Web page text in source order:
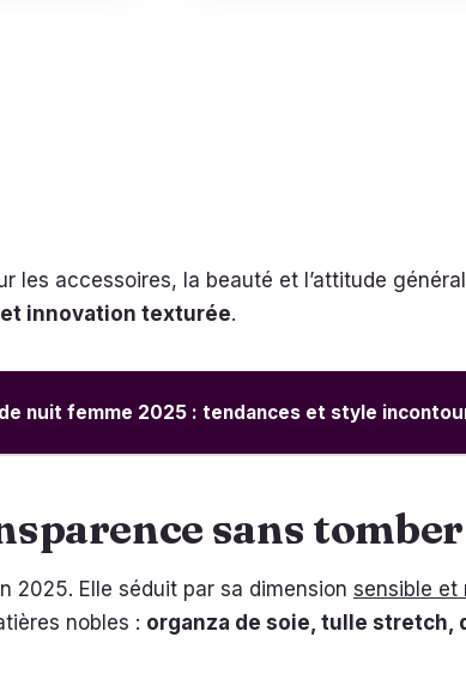
les accessoires, la beauté et l’attitude
innovation texturée.
nuit femme 2025 : tendances et style
sans
2025. Elle séduit par sa dimension sensible et
nobles : organza de soie, tulle stretch,